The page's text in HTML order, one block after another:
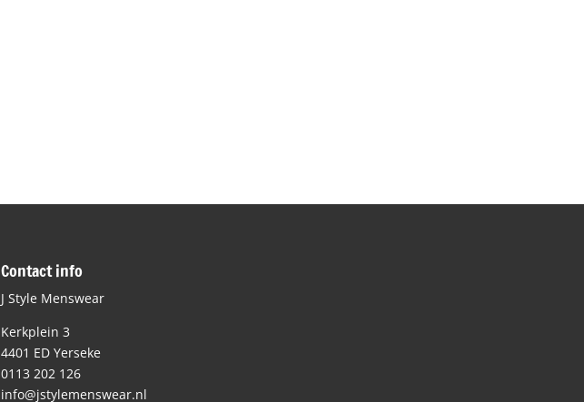
Contact info
J Style Menswear
Kerkplein 3
4401 ED Yerseke
0113 202 126
info@jstylemenswear.nl